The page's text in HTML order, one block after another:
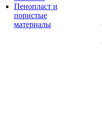
Пенопласт и
пористые
материалы